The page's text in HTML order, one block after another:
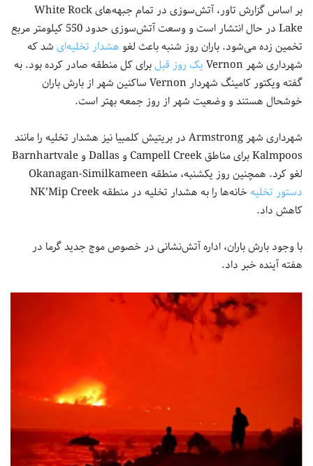
بر اساس گزارش تاور، آتش‌سوزی در تمام جبهه‌های White Rock
Lake در حال انتشار است و وسعت آتش‌سوزی حدود 550 کیلومتر مربع
تخمین زده می‌شود. باران روز شنبه باعث لغوهشدار تخلیه‌ایشد که
شهرداری شهر Vernon
یک روز قبلبرای کل منطقه صادر کرده بود. به
گفته ویکتور کامینگ شهردار Vernon ساکنین شهر از بارش باران
خوشحال هستند و وضعیت شهر از روز جمعه بهتر است.
شهرداری شهر Armstrong در بریتیش کلمبیا نیز هشدار تخلیه را مانند
Kalmpoos برای مناطق Campell Creek و Dallas و Barnhartvale
لغو کرد. همچنین روز یکشنبه، منطقه Okanagan-Similkameen
دستور تخلیه
خانه‌ها را به هشدار تخلیه در منطقه NK’Mip Creek
کاهش داد.
با وجود بارش باران، اداره آتش‌نشانی در خصوص موج جدید گرما در
هفته آینده خبر داد.